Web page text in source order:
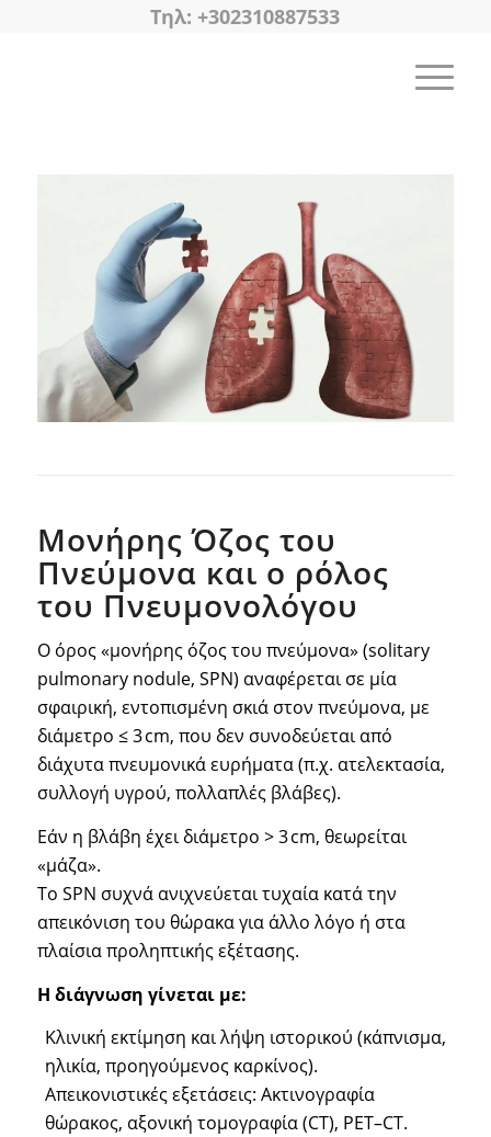
Tηλ: +302310887533
Μονήρης Όζος του
Πνεύμονα και ο ρόλος
του Πνευμονολόγου
Ο όρος «μονήρης όζος του πνεύμονα» (solitary
pulmonary nodule, SPN) αναφέρεται σε μία
σφαιρική, εντοπισμένη σκιά στον πνεύμονα, με
διάμετρο ≤ 3 cm, που δεν συνοδεύεται από
διάχυτα πνευμονικά ευρήματα (π.χ. ατελεκτασία,
συλλογή υγρού, πολλαπλές βλάβες).
Εάν η βλάβη έχει διάμετρο > 3 cm, θεωρείται
«μάζα».
Το SPN συχνά ανιχνεύεται τυχαία κατά την
απεικόνιση του θώρακα για άλλο λόγο ή στα
πλαίσια προληπτικής εξέτασης.
Η διάγνωση γίνεται με:
Κλινική εκτίμηση και λήψη ιστορικού (κάπνισμα,
ηλικία, προηγούμενος καρκίνος).
Απεικονιστικές εξετάσεις: Ακτινογραφία
θώρακος, αξονική τομογραφία (CT), PET–CT.